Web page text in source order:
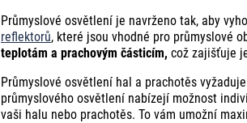
Průmyslové osvětlení je navrženo tak, aby
reflektorů, které jsou vhodné pro průmyslové
teplotám a prachovým částicím, což zajišťuje
Průmyslové osvětlení hal a prachotěs
průmyslového osvětlení nabízejí možnost
vaši halu nebo prachotěs. To vám umožní